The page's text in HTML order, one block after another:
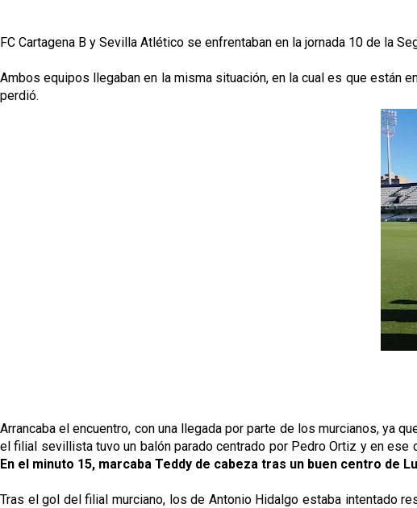
FC Cartagena B y Sevilla Atlético se enfrentaban en la jornada 10 de la
Ambos equipos llegaban en la misma situación, en la cual es que están
perdió.
Arrancaba el encuentro, con una llegada por parte de los murcianos, ya
el filial sevillista tuvo un balón parado centrado por Pedro Ortiz y en
En el minuto 15, marcaba Teddy de cabeza tras un buen centro de
Tras el gol del filial murciano, los de Antonio Hidalgo estaba intentado